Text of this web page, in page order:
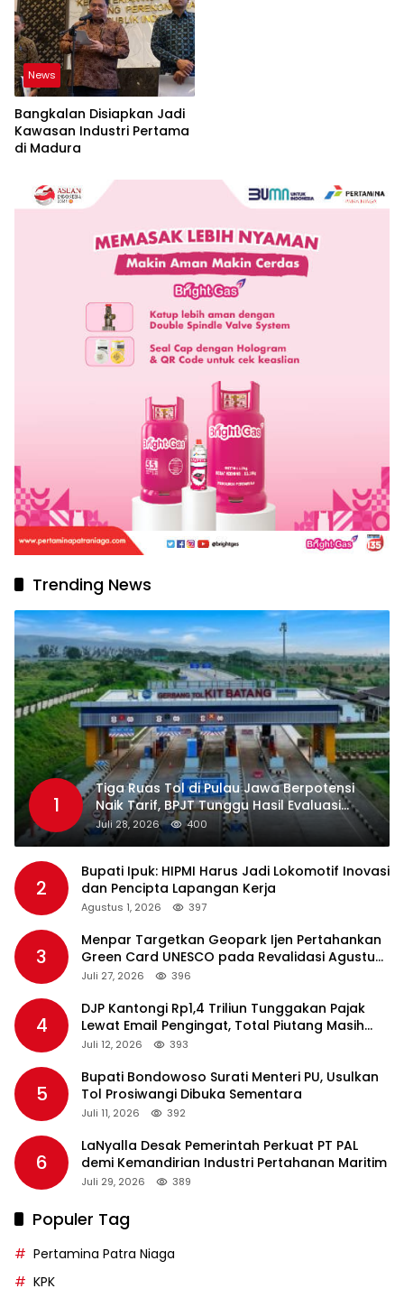
News
Bangkalan Disiapkan Jadi
Kawasan Industri Pertama
di Madura
Trending News
1
Tiga Ruas Tol di Pulau Jawa Berpotensi
Naik Tarif, BPJT Tunggu Hasil Evaluasi
Standar Pelayanan
Juli 28, 2026 400
2
Bupati Ipuk: HIPMI Harus Jadi Lokomotif Inovasi
dan Pencipta Lapangan Kerja
Agustus 1, 2026 397
3
Menpar Targetkan Geopark Ijen Pertahankan
Green Card UNESCO pada Revalidasi Agustus
2026
Juli 27, 2026 396
4
DJP Kantongi Rp1,4 Triliun Tunggakan Pajak
Lewat Email Pengingat, Total Piutang Masih
Rp36 Triliun
Juli 12, 2026 393
5
Bupati Bondowoso Surati Menteri PU, Usulkan
Tol Prosiwangi Dibuka Sementara
Juli 11, 2026 392
6
LaNyalla Desak Pemerintah Perkuat PT PAL
demi Kemandirian Industri Pertahanan Maritim
Juli 29, 2026 389
Populer Tag
Pertamina Patra Niaga
KPK